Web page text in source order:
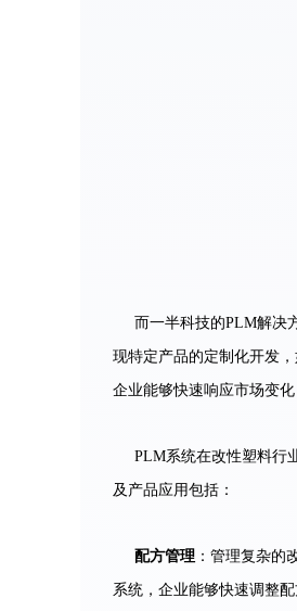
而一半科技的PLM解决
现特定产品的定制化开发
企业能够快速响应市场变
PLM系统在改性塑料行
及产品应用包括：
配方管理 ：管理复杂的
系统，企业能够快速调整